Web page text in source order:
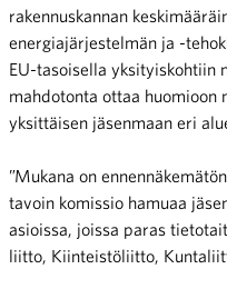
rakennuskannan
energiajärjestelmän ja -
EU-tasoisella yksityiskohtiin
mahdotonta ottaa huomioon
yksittäisen jäsenmaan eri
”Mukana on
tavoin komissio hamuaa
asioissa, joissa paras
liitto, Kiinteistöliitto,